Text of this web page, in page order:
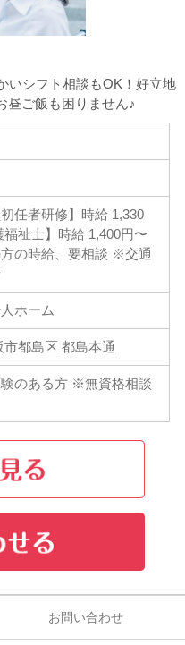
いシフト相談もOK！好立地
昼ご飯も困りません♪
初任者研修】時給 1,330
福祉士】時給 1,400円〜
の時給、要相談 ※交通
ホーム
市都島区 都島本通
のある方 ※無資格相談
お問い合わせ